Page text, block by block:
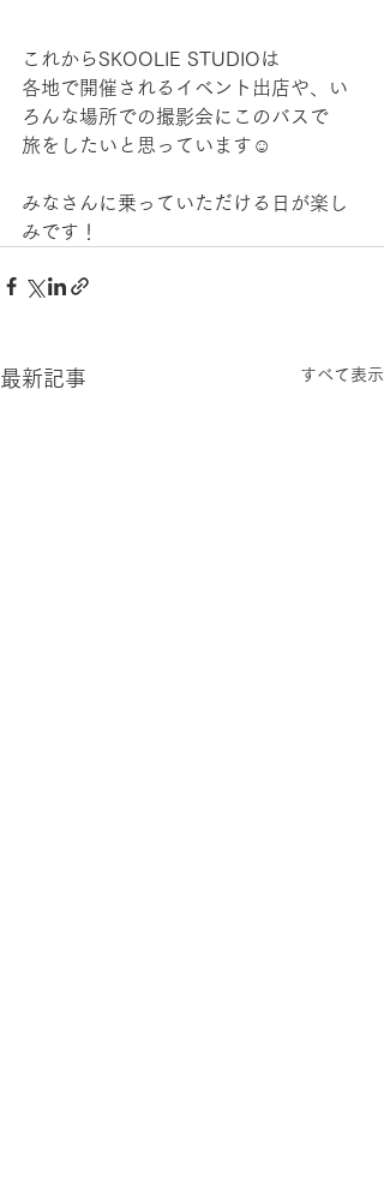
これからSKOOLIE STUDIOは
各地で開催されるイベント出店や、い
ろんな場所での撮影会にこのバスで
旅をしたいと思っています☺️
みなさんに乗っていただける日が楽し
みです！
最新記事 すべて表示